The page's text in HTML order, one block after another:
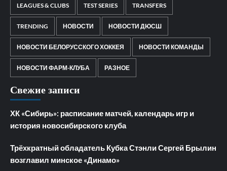
LEAGUES & CLUBS TEST SERIES TRANSFERS
TRENDING НОВОСТИ НОВОСТИ ДЮСШ
НОВОСТИ БЕЛОРУССКОГО ХОККЕЯ НОВОСТИ КОМАНДЫ
НОВОСТИ ФАРМ-КЛУБА РАЗНОЕ
Свежие записи
ХК «Сибирь»: расписание матчей, календарь игр и
история новосибирского клуба
Трёхкратный обладатель Кубка Стэнли Сергей Брылин
возглавил минское «Динамо»